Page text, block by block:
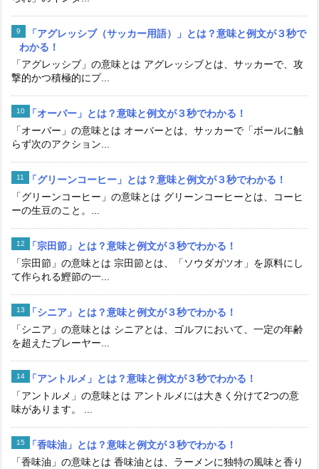
「アグレッシブ（サッカー用語）」とは？意味と例文が３秒で
わかる！
「アグレッシブ」の意味とは アグレッシブとは、サッカーで、攻
撃的かつ積極的にプ...
「オーバー」とは？意味と例文が３秒でわかる！
「オーバー」の意味とは オーバーとは、サッカーで「ボールに触
らず次のアクション...
「グリーンコーヒー」とは？意味と例文が３秒でわかる！
「グリーンコーヒー」の意味とは グリーンコーヒーとは、コーヒ
ーの生豆のこと。...
「宗田節」とは？意味と例文が３秒でわかる！
「宗田節」の意味とは 宗田節とは、「ソウダガツオ」を原料にし
て作られる鰹節の一...
「シニア」とは？意味と例文が３秒でわかる！
「シニア」の意味とは シニアとは、ゴルフにおいて、一定の年齢
を超えたプレーヤー...
「アントルメ」とは？意味と例文が３秒でわかる！
「アントルメ」の意味とは アントルメには大きく分けて2つの意
味があります。 ...
「香味油」とは？意味と例文が３秒でわかる！
「香味油」の意味とは 香味油とは、ラーメンに独特の風味と香り